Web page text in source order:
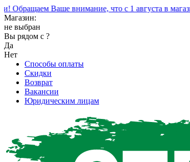
Ваше внимание, что с 1 августа в
Магазин:
не выбран
Вы рядом с ?
Да
Нет
Способы оплаты
Скидки
Возврат
Вакансии
Юридическим лицам